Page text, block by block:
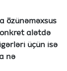
özünəməxsus
alətdə
üçün isə
nə